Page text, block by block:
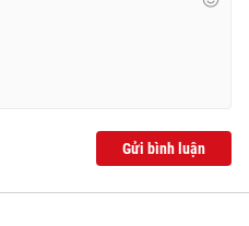
Gửi bình luận